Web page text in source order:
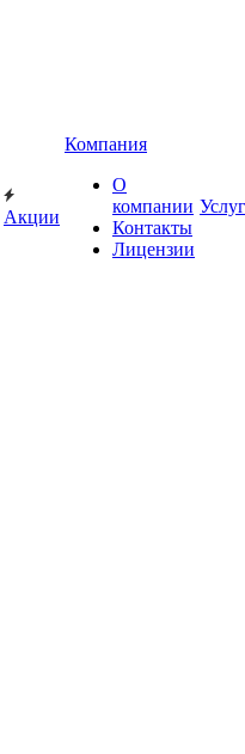
Акции
Компания
О
компании
Контакты
Лицензии